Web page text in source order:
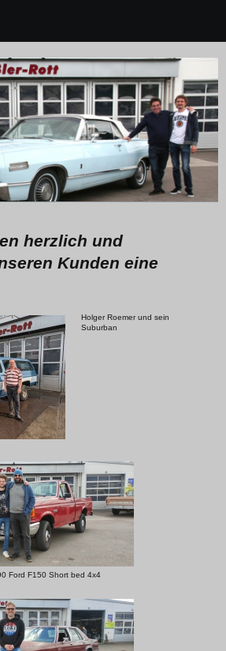
herzlich und
Kunden eine
Holger Roemer und sein
Suburban
Ford F150 Short bed 4x4